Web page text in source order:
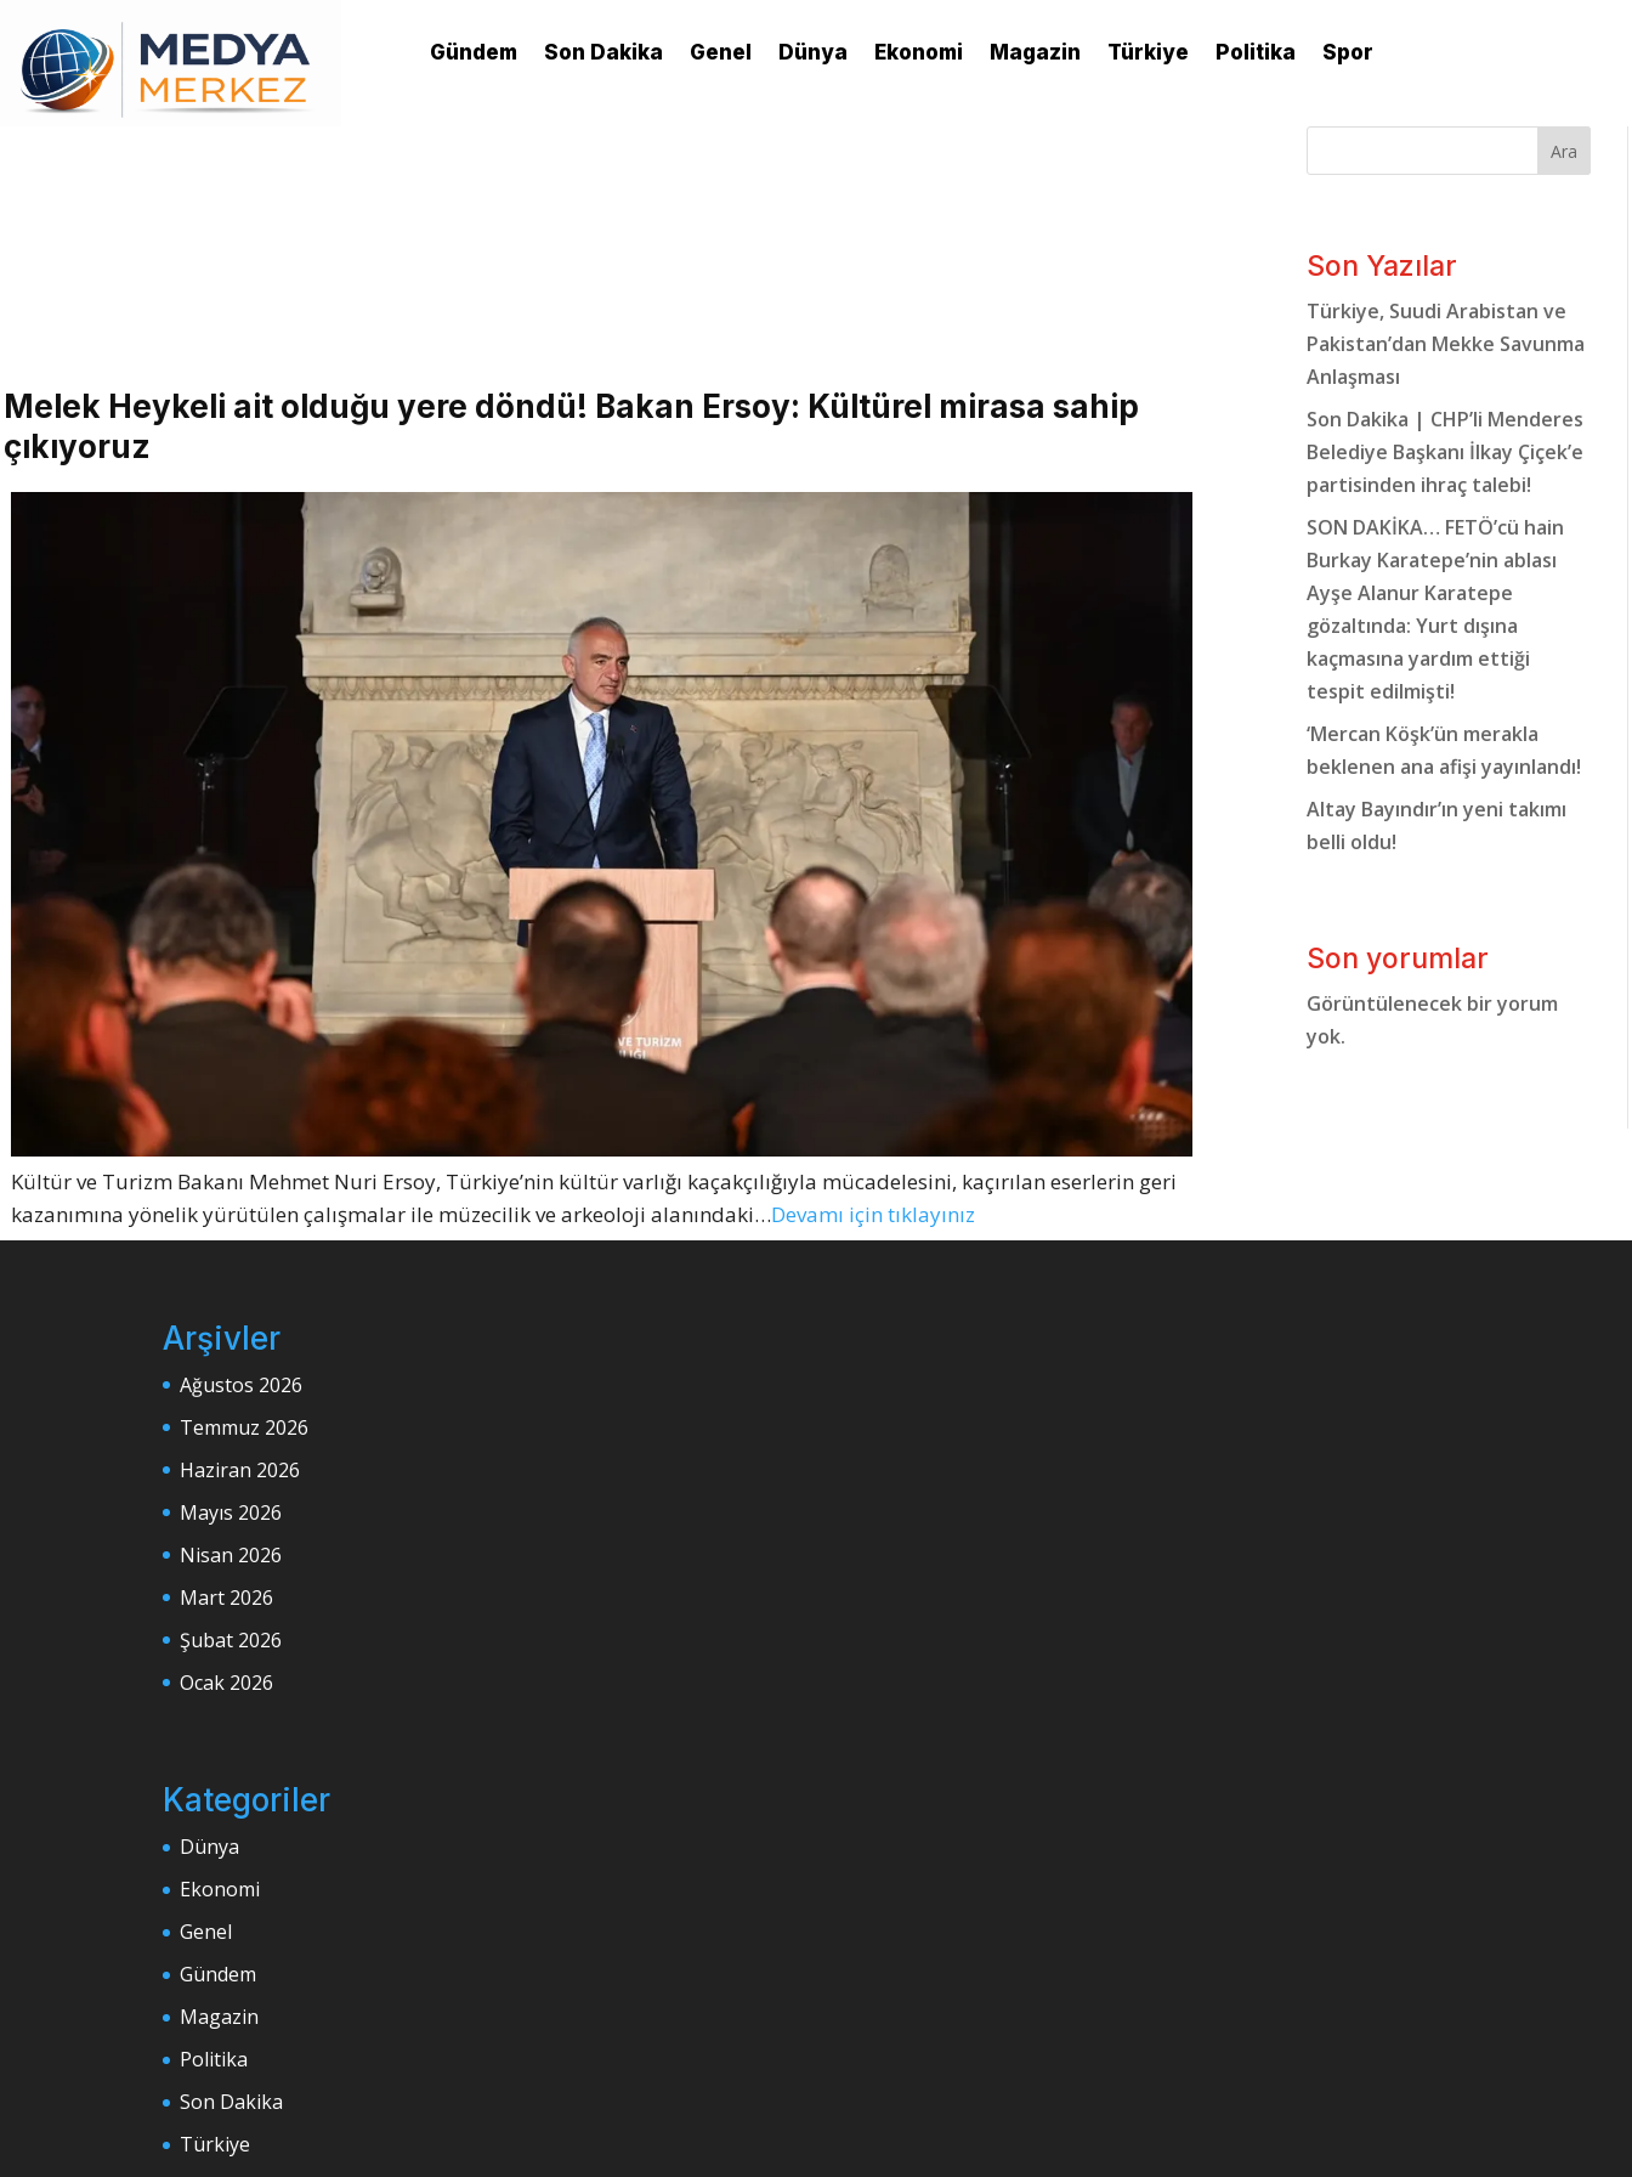
Gündem Son Dakika Genel Dünya Ekonomi Magazin Türkiye Politika Spor
Melek Heykeli ait olduğu yere döndü! Bakan Ersoy: Kültürel mirasa sahip
çıkıyoruz
Kültür ve Turizm Bakanı Mehmet Nuri Ersoy, Türkiye’nin kültür varlığı kaçakçılığıyla mücadelesini, kaçırılan eserlerin geri
kazanımına yönelik yürütülen çalışmalar ile müzecilik ve arkeoloji alanındaki…Devamı için tıklayınız
Ara
Son Yazılar
Türkiye, Suudi Arabistan ve
Pakistan’dan Mekke Savunma
Anlaşması
Son Dakika | CHP’li Menderes
Belediye Başkanı İlkay Çiçek’e
partisinden ihraç talebi!
SON DAKİKA… FETÖ’cü hain
Burkay Karatepe’nin ablası
Ayşe Alanur Karatepe
gözaltında: Yurt dışına
kaçmasına yardım ettiği
tespit edilmişti!
‘Mercan Köşk’ün merakla
beklenen ana afişi yayınlandı!
Altay Bayındır’ın yeni takımı
belli oldu!
Son yorumlar
Görüntülenecek bir yorum
yok.
Arşivler
Ağustos 2026
Temmuz 2026
Haziran 2026
Mayıs 2026
Nisan 2026
Mart 2026
Şubat 2026
Ocak 2026
Kategoriler
Dünya
Ekonomi
Genel
Gündem
Magazin
Politika
Son Dakika
Türkiye